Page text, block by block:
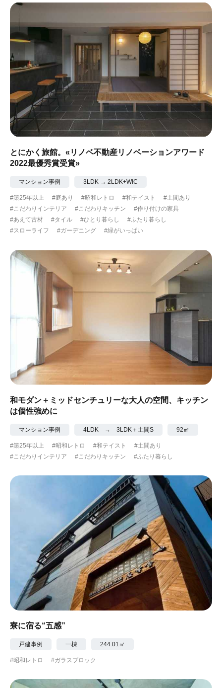
とにかく旅館。«リノベ不動産リノベーションアワード
2022最優秀賞受賞»
マンション事例 3LDK → 2LDK+WIC
#築25年以上 #庭あり #昭和レトロ #和テイスト
#土間あり
#こだわりインテリア
#こだわりキッチン
#作り付けの家具
#あえて古材
#タイル #ひとり暮らし
#ふたり暮らし
#スローライフ
#ガーデニング #緑がいっぱい
和モダン＋ミッドセンチュリーな大人の空間、キッチン
は個性強めに
マンション事例 4LDK → 3LDK＋土間S 92㎡
#築25年以上 #昭和レトロ #和テイスト
#土間あり
#こだわりインテリア
#こだわりキッチン #ふたり暮らし
寮に宿る“五感”
戸建事例 一棟 244.01㎡
#昭和レトロ #ガラスブロック